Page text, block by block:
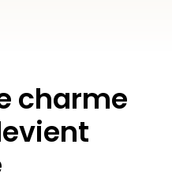
charme